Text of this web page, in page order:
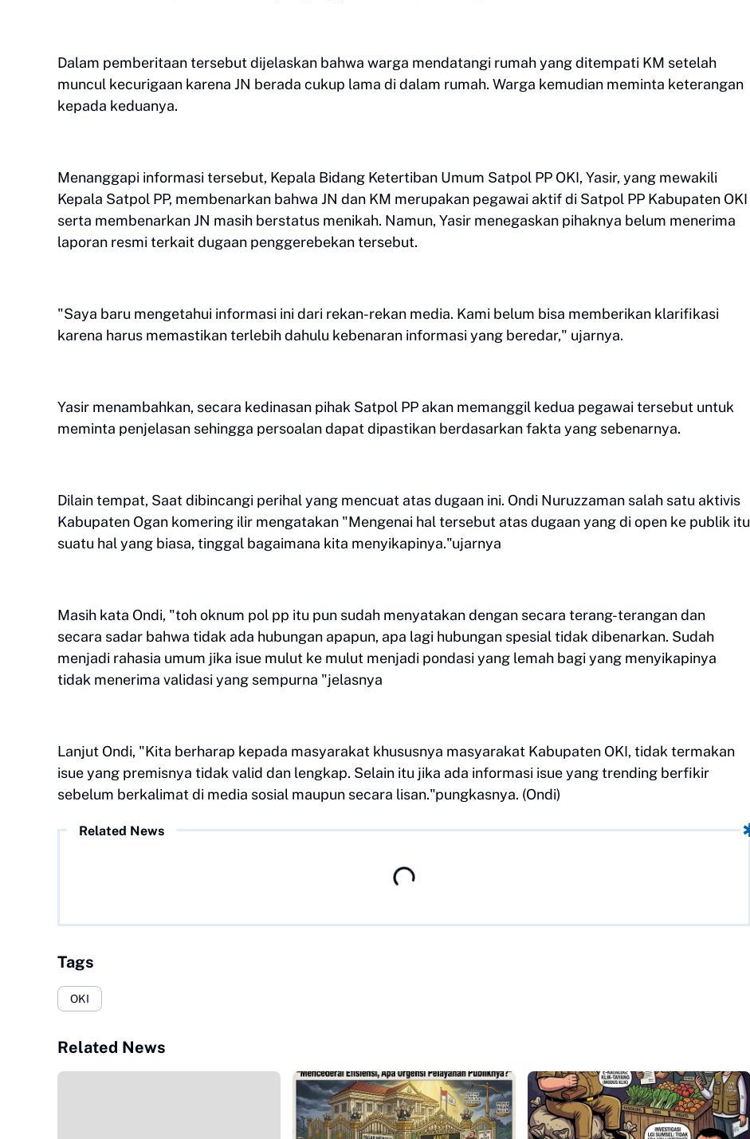
Dalam pemberitaan tersebut dijelaskan bahwa warga mendatangi rumah yang ditempati KM setelah
muncul kecurigaan karena JN berada cukup lama di dalam rumah. Warga kemudian meminta keterangan
kepada keduanya.
Menanggapi informasi tersebut, Kepala Bidang Ketertiban Umum Satpol PP OKI, Yasir, yang mewakili
Kepala Satpol PP, membenarkan bahwa JN dan KM merupakan pegawai aktif di Satpol PP Kabupaten OKI
serta membenarkan JN masih berstatus menikah. Namun, Yasir menegaskan pihaknya belum menerima
laporan resmi terkait dugaan penggerebekan tersebut.
"Saya baru mengetahui informasi ini dari rekan-rekan media. Kami belum bisa memberikan klarifikasi
karena harus memastikan terlebih dahulu kebenaran informasi yang beredar," ujarnya.
Yasir menambahkan, secara kedinasan pihak Satpol PP akan memanggil kedua pegawai tersebut untuk
meminta penjelasan sehingga persoalan dapat dipastikan berdasarkan fakta yang sebenarnya.
Dilain tempat, Saat dibincangi perihal yang mencuat atas dugaan ini. Ondi Nuruzzaman salah satu aktivis
Kabupaten Ogan komering ilir mengatakan "Mengenai hal tersebut atas dugaan yang di open ke publik itu
suatu hal yang biasa, tinggal bagaimana kita menyikapinya."ujarnya
Masih kata Ondi, "toh oknum pol pp itu pun sudah menyatakan dengan secara terang-terangan dan
secara sadar bahwa tidak ada hubungan apapun, apa lagi hubungan spesial tidak dibenarkan. Sudah
menjadi rahasia umum jika isue mulut ke mulut menjadi pondasi yang lemah bagi yang menyikapinya
tidak menerima validasi yang sempurna "jelasnya
Lanjut Ondi, "Kita berharap kepada masyarakat khususnya masyarakat Kabupaten OKI, tidak termakan
isue yang premisnya tidak valid dan lengkap. Selain itu jika ada informasi isue yang trending berfikir
sebelum berkalimat di media sosial maupun secara lisan."pungkasnya. (Ondi)
Related News
Tags
OKI
Related News